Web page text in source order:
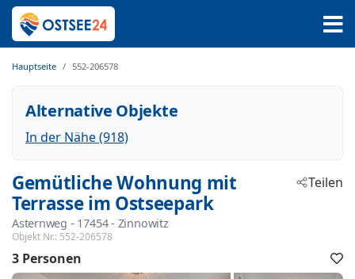
Hauptseite 552-206578
Alternative Objekte
In der Nähe (918)
Gemütliche Wohnung mit
Terrasse im Ostseepark
Asternweg - 17454 - Zinnowitz
Objekt Nr.: 552-206578
Teilen
3 Personen